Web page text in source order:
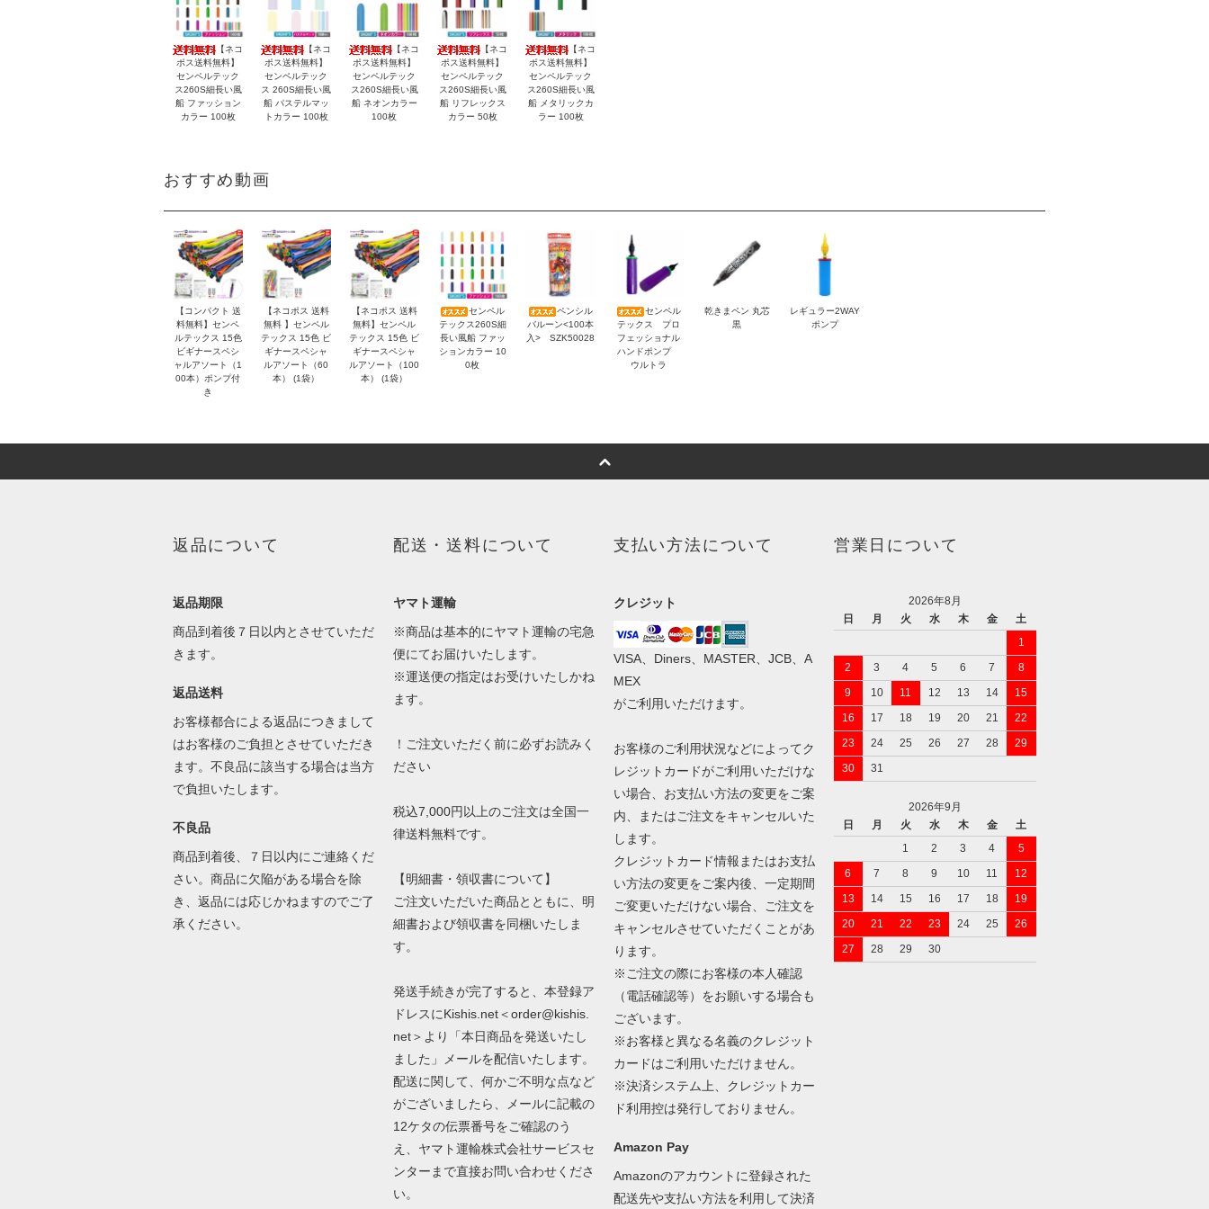
【ネコ
ポス送料無料】
センペルテック
ス260S細長い風
船 ファッション
カラー 100枚
【ネコ
ポス送料無料】
センペルテック
ス 260S細長い風
船 パステルマッ
トカラー 100枚
【ネコ
ポス送料無料】
センペルテック
ス260S細長い風
船 ネオンカラー
100枚
【ネコ
ポス送料無料】
センペルテック
ス260S細長い風
船 リフレックス
カラー 50枚
【ネコ
ポス送料無料】
センペルテック
ス260S細長い風
船 メタリックカ
ラー 100枚
おすすめ動画
【コンパクト 送
料無料】センペ
ルテックス 15色
ビギナースペシ
ャルアソート（1
00本）ポンプ付
き
【ネコポス 送料
無料 】センペル
テックス 15色 ビ
ギナースペシャ
ルアソート（60
本） (1袋）
【ネコポス 送料
無料】センペル
テックス 15色 ビ
ギナースペシャ
ルアソート（100
本） (1袋）
センペル
テックス260S細
長い風船 ファッ
ションカラー 10
0枚
ペンシル
バルーン<100本
入> SZK50028
センペル
テックス プロ
フェッショナル
ハンドポンプ
ウルトラ
乾きまペン 丸芯
黒
レギュラー2WAY
ポンプ
返品について
返品期限
商品到着後７日以内とさせていただ
きます。
返品送料
お客様都合による返品につきまして
はお客様のご負担とさせていただき
ます。不良品に該当する場合は当方
で負担いたします。
不良品
商品到着後、７日以内にご連絡くだ
さい。商品に欠陥がある場合を除
き、返品には応じかねますのでご了
承ください。
配送・送料について
ヤマト運輸
※商品は基本的にヤマト運輸の宅急
便にてお届けいたします。
※運送便の指定はお受けいたしかね
ます。
！ご注文いただく前に必ずお読みく
ださい
税込7,000円以上のご注文は全国一
律送料無料です。
【明細書・領収書について】
ご注文いただいた商品とともに、明
細書および領収書を同梱いたしま
す。
発送手続きが完了すると、本登録ア
ドレスにKishis.net＜order@kishis.
net＞より「本日商品を発送いたし
ました」メールを配信いたします。
配送に関して、何かご不明な点など
がございましたら、メールに記載の
12ケタの伝票番号をご確認のう
え、ヤマト運輸株式会社サービスセ
ンターまで直接お問い合わせくださ
い。
支払い方法について
クレジット
VISA、Diners、MASTER、JCB、A
MEX
がご利用いただけます。
お客様のご利用状況などによってク
レジットカードがご利用いただけな
い場合、お支払い方法の変更をご案
内、またはご注文をキャンセルいた
します。
クレジットカード情報またはお支払
い方法の変更をご案内後、一定期間
ご変更いただけない場合、ご注文を
キャンセルさせていただくことがあ
ります。
※ご注文の際にお客様の本人確認
（電話確認等）をお願いする場合も
ございます。
※お客様と異なる名義のクレジット
カードはご利用いただけません。
※決済システム上、クレジットカー
ド利用控は発行しておりません。
Amazon Pay
Amazonのアカウントに登録された
配送先や支払い方法を利用して決済
営業日について
2026年8月
日
月 火 水 木 金
土
1
2
3 4 5 6 7
8
9
10 11 12 13 14
15
16
17 18 19 20 21
22
23
24 25 26 27 28
29
30
31
2026年9月
日
月 火 水 木 金
土
1
2 3 4
5
6
7 8 9 10 11
12
13
14 15 16 17 18
19
20
21 22 23 24 25
26
27
28 29 30